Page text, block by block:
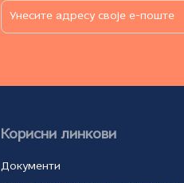
Корисни линкови
Документи